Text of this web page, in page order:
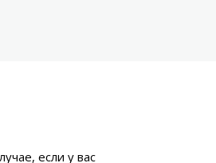
если у вас